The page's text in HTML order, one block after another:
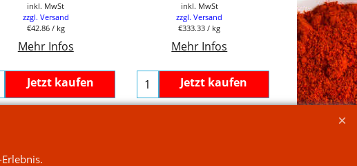
inkl. MwSt
zzgl. Versand
€42.86/ kg
Mehr Infos
Jetzt kaufen
inkl. MwSt
zzgl. Versand
€333.33 / kg
Mehr Infos
Jetzt kaufen
inkl.
zzgl.
Mehr